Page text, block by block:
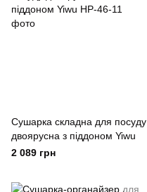
Сушарка складна для посуду
двоярусна з піддоном Yiwu
2 089 грн